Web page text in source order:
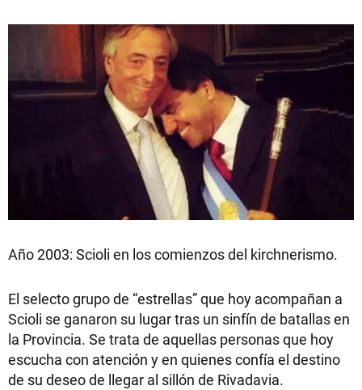
Año 2003: Scioli en los comienzos del kirchnerismo.
El selecto grupo de “estrellas” que hoy acompañan a
Scioli se ganaron su lugar tras un sinfín de batallas en
la Provincia. Se trata de aquellas personas que hoy
escucha con atención y en quienes confía el destino
de su deseo de llegar al sillón de Rivadavia.